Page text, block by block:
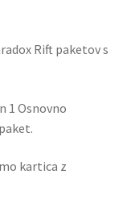
Rift paketov s
1 Osnovno
kartica z